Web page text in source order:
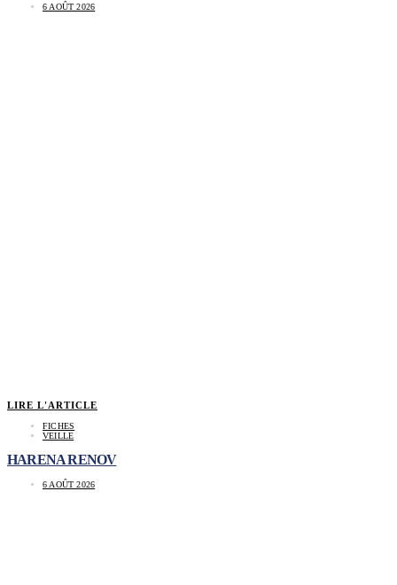
6 AOÛT 2026
LIRE L'ARTICLE
FICHES
VEILLE
HARENA RENOV
6 AOÛT 2026